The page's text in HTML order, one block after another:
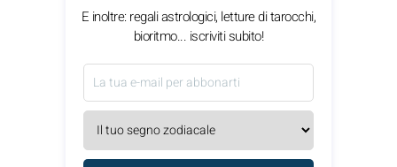
E inoltre: regali astrologici, letture di tarocchi,
bioritmo... iscriviti subito!